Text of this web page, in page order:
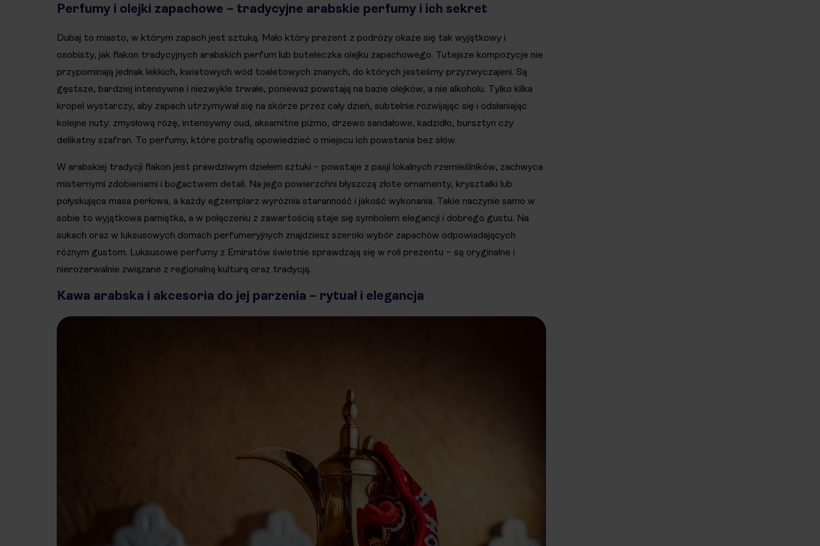
Perfumy i olejki zapachowe – tradycyjne arabskie perfumy i ich sekret
Dubaj to miasto, w którym zapach jest sztuką. Mało który prezent z podróży okaże się tak wyjątkowy i
osobisty, jak flakon tradycyjnych arabskich perfum lub buteleczka olejku zapachowego. Tutejsze kompozycje nie
przypominają jednak lekkich, kwiatowych wód toaletowych znanych, do których jesteśmy przyzwyczajeni. Są
gęstsze, bardziej intensywne i niezwykle trwałe, ponieważ powstają na bazie olejków, a nie alkoholu. Tylko kilka
kropel wystarczy, aby zapach utrzymywał się na skórze przez cały dzień, subtelnie rozwijając się i odsłaniając
kolejne nuty: zmysłową różę, intensywny oud, aksamitne piżmo, drzewo sandałowe, kadzidło, bursztyn czy
delikatny szafran. To perfumy, które potrafią opowiedzieć o miejscu ich powstania bez słów.
W arabskiej tradycji flakon jest prawdziwym dziełem sztuki – powstaje z pasji lokalnych rzemieślników, zachwyca
misternymi zdobieniami i bogactwem detali. Na jego powierzchni błyszczą złote ornamenty, kryształki lub
połyskująca masa perłowa, a każdy egzemplarz wyróżnia staranność i jakość wykonania. Takie naczynie samo w
sobie to wyjątkowa pamiątka, a w połączeniu z zawartością staje się symbolem elegancji i dobrego gustu. Na
sukach oraz w luksusowych domach perfumeryjnych znajdziesz szeroki wybór zapachów odpowiadających
różnym gustom. Luksusowe perfumy z Emiratów świetnie sprawdzają się w roli prezentu – są oryginalne i
nierozerwalnie związane z regionalną kulturą oraz tradycją.
Kawa arabska i akcesoria do jej parzenia – rytuał i elegancja